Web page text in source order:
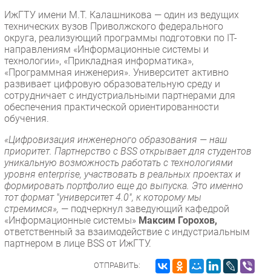
ИжГТУ имени М.Т. Калашникова — один из ведущих
технических вузов Приволжского федерального
округа, реализующий программы подготовки по IT-
направлениям «Информационные системы и
технологии», «Прикладная информатика»,
«Программная инженерия». Университет активно
развивает цифровую образовательную среду и
сотрудничает с индустриальными партнерами для
обеспечения практической ориентированности
обучения.
«Цифровизация инженерного образования — наш
приоритет. Партнерство с BSS открывает для студентов
уникальную возможность работать с технологиями
уровня enterprise, участвовать в реальных проектах и
формировать портфолио еще до выпуска. Это именно
тот формат "университет 4.0", к которому мы
стремимся», — подчеркнул заведующий кафедрой
«Информационные системы» Максим Горохов,
ответственный за взаимодействие с индустриальным
партнером в лице BSS от ИжГТУ.
ОТПРАВИТЬ: